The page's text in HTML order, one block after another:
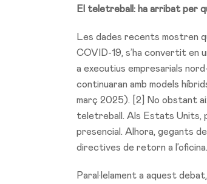
El teletreball: ha arribat per
Les dades recents mostren
COVID-19, s’ha convertit
a executius empresarials
continuaran amb models
març 2025). [2] No obstant
teletreball. Als Estats Units,
presencial. Alhora, gegants
directives de retorn a l’oficina.
Paral·lelament a aquest